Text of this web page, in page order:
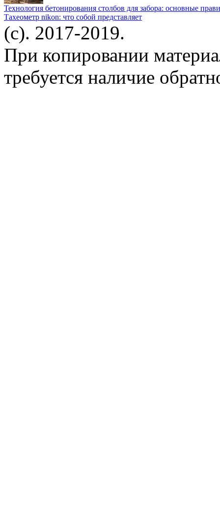
Технология бетонирования столбов для забора: основные
Тахеометр nikon: что собой представляет
(c). 2017-2019.
При копировании
требуется наличие